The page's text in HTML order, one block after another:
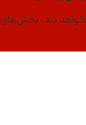
شد. بخش‌های